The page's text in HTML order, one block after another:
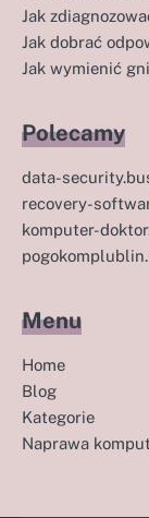
Jak
Jak dobrać
Jak wymienić
Polecamy
data-
recovery-
komputer-
Menu
Home
Blog
Kategorie
Naprawa